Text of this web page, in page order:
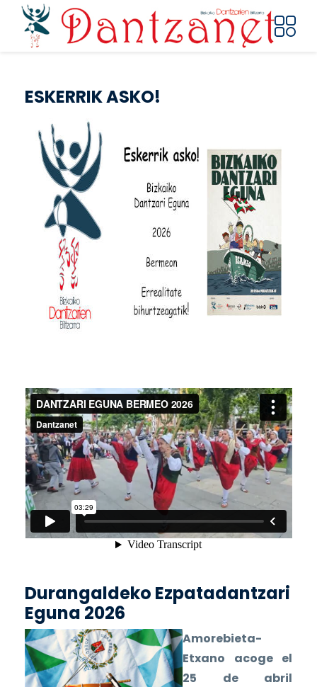
Pasar al contenido principal
ESKERRIK ASKO!
Durangaldeko Ezpatadantzari
Eguna 2026
Amorebieta-
Etxano acoge el
25 de abril